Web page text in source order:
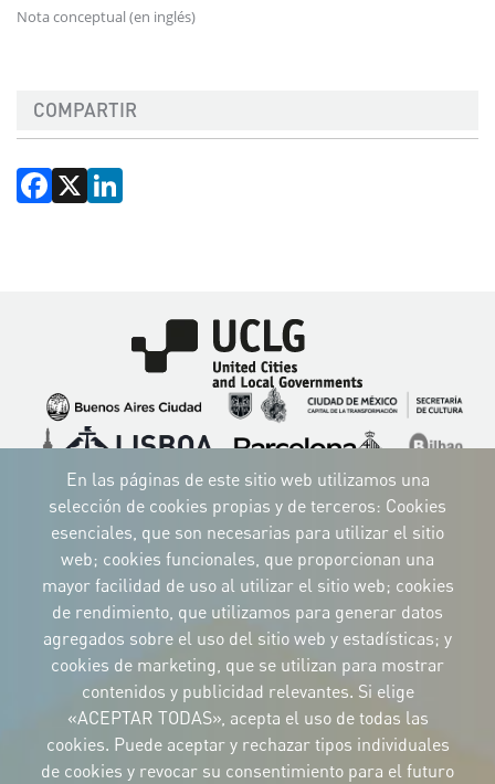
Nota conceptual (en inglés)
COMPARTIR
Facebook
X
Imagen
Imagen
Imagen
ImagenImagen Imagen
Imagen
ImagenImagenImagen
IDENTIDAD CORPORATIVA
Descargue
los logotipos
y el manual
NEWSLETTER
CONTACTO
Carrer Avinyó, 15
08002 Barcelona
culture@uclg.org
En las páginas de este sitio web utilizamos una
selección de cookies propias y de terceros: Cookies
esenciales, que son necesarias para utilizar el sitio
web; cookies funcionales, que proporcionan una
mayor facilidad de uso al utilizar el sitio web; cookies
de rendimiento, que utilizamos para generar datos
agregados sobre el uso del sitio web y estadísticas; y
cookies de marketing, que se utilizan para mostrar
contenidos y publicidad relevantes. Si elige
«ACEPTAR TODAS», acepta el uso de todas las
cookies. Puede aceptar y rechazar tipos individuales
de cookies y revocar su consentimiento para el futuro